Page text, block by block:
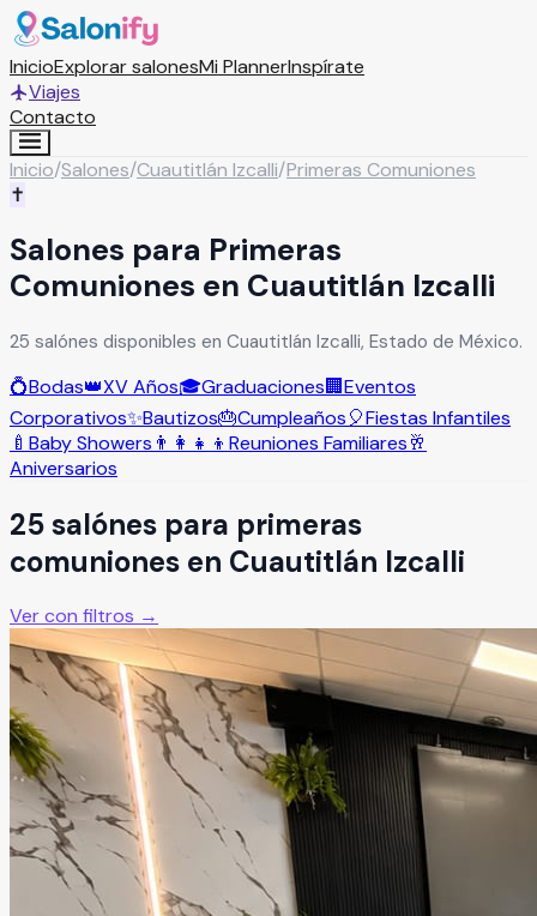
InicioExplorar salonesMi PlannerInspírate
Viajes
Contacto
Inicio/Salones/Cuautitlán Izcalli/Primeras Comuniones
✝️
Salones para Primeras
Comuniones en Cuautitlán Izcalli
25 salónes disponibles en Cuautitlán Izcalli, Estado de México.
💍Bodas👑XV Años🎓Graduaciones🏢Eventos
Corporativos✨Bautizos🎂Cumpleaños🎈Fiestas Infantiles
🍼 Baby Showers 👨‍👩‍👧‍👦 Reuniones Familiares🥂
Aniversarios
25salónes para primeras
comuniones en Cuautitlán Izcalli
Ver con filtros →